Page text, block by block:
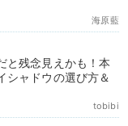
海原藍
と残念見えかも！本
シャドウの選び方＆
tobibi